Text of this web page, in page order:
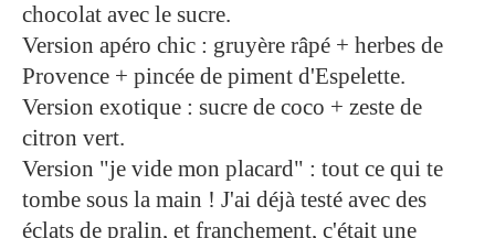
chocolat avec le sucre.
Version apéro chic : gruyère râpé + herbes de
Provence + pincée de piment d'Espelette.
Version exotique : sucre de coco + zeste de
citron vert.
Version "je vide mon placard" : tout ce qui te
tombe sous la main ! J'ai déjà testé avec des
éclats de pralin, et franchement, c'était une